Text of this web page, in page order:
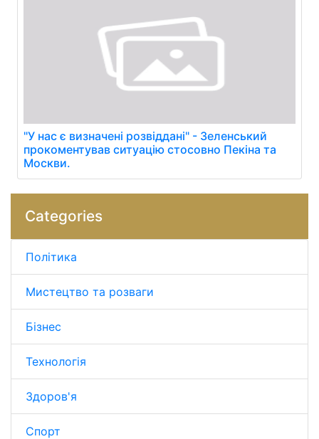
"У нас є визначені розвіддані" - Зеленський
прокоментував ситуацію стосовно Пекіна та
Москви.
Categories
Політика
Мистецтво та розваги
Бізнес
Технологія
Здоров'я
Спорт